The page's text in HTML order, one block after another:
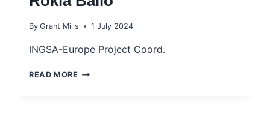
By Grant Mills 1 July 2024
INGSA-Europe Project Coord.
READ MORE ROKIA